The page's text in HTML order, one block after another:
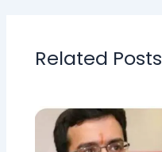
Related Posts